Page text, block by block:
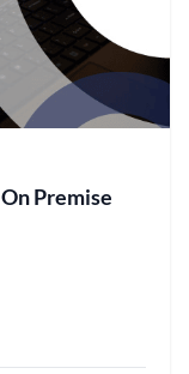
Premise